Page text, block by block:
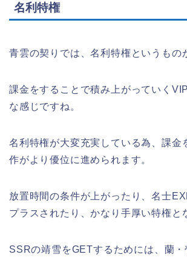
名利特権
青雲の契りでは、名利特権というもの
課金をすることで積み上がっていく
な感じですね。
名利特権が大変充実している為、課金
作がより優位に進められます。
放置時間の条件が上がったり、名士
プラスされたり、かなり手厚い特権と
SSRの靖雪をGETするためには、蘭・